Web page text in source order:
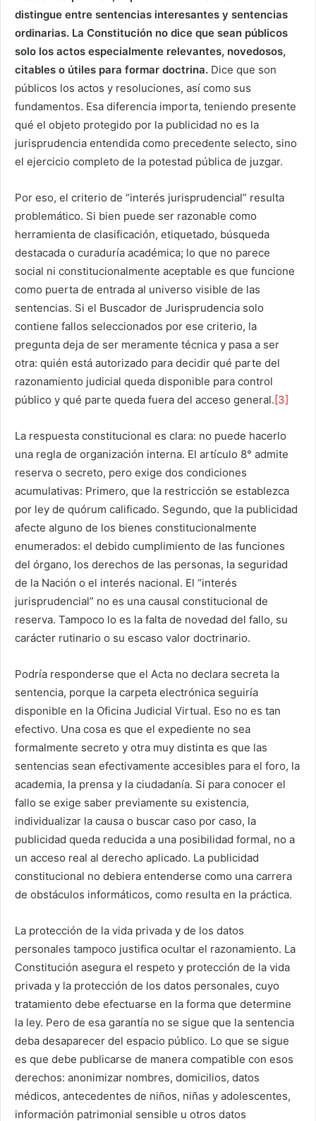
distingue entre sentencias interesantes y sentencias
ordinarias. La Constitución no dice que sean públicos
solo los actos especialmente relevantes, novedosos,
citables o útiles para formar doctrina. Dice que son
públicos los actos y resoluciones, así como sus
fundamentos. Esa diferencia importa, teniendo presente
qué el objeto protegido por la publicidad no es la
jurisprudencia entendida como precedente selecto, sino
el ejercicio completo de la potestad pública de juzgar.
Por eso, el criterio de “interés jurisprudencial” resulta
problemático. Si bien puede ser razonable como
herramienta de clasificación, etiquetado, búsqueda
destacada o curaduría académica; lo que no parece
social ni constitucionalmente aceptable es que funcione
como puerta de entrada al universo visible de las
sentencias. Si el Buscador de Jurisprudencia solo
contiene fallos seleccionados por ese criterio, la
pregunta deja de ser meramente técnica y pasa a ser
otra: quién está autorizado para decidir qué parte del
razonamiento judicial queda disponible para control
público y qué parte queda fuera del acceso general. [3]
La respuesta constitucional es clara: no puede hacerlo
una regla de organización interna. El artículo 8° admite
reserva o secreto, pero exige dos condiciones
acumulativas: Primero, que la restricción se establezca
por ley de quórum calificado. Segundo, que la publicidad
afecte alguno de los bienes constitucionalmente
enumerados: el debido cumplimiento de las funciones
del órgano, los derechos de las personas, la seguridad
de la Nación o el interés nacional. El “interés
jurisprudencial” no es una causal constitucional de
reserva. Tampoco lo es la falta de novedad del fallo, su
carácter rutinario o su escaso valor doctrinario.
Podría responderse que el Acta no declara secreta la
sentencia, porque la carpeta electrónica seguiría
disponible en la Oficina Judicial Virtual. Eso no es tan
efectivo. Una cosa es que el expediente no sea
formalmente secreto y otra muy distinta es que las
sentencias sean efectivamente accesibles para el foro, la
academia, la prensa y la ciudadanía. Si para conocer el
fallo se exige saber previamente su existencia,
individualizar la causa o buscar caso por caso, la
publicidad queda reducida a una posibilidad formal, no a
un acceso real al derecho aplicado. La publicidad
constitucional no debiera entenderse como una carrera
de obstáculos informáticos, como resulta en la práctica.
La protección de la vida privada y de los datos
personales tampoco justifica ocultar el razonamiento. La
Constitución asegura el respeto y protección de la vida
privada y la protección de los datos personales, cuyo
tratamiento debe efectuarse en la forma que determine
la ley. Pero de esa garantía no se sigue que la sentencia
deba desaparecer del espacio público. Lo que se sigue
es que debe publicarse de manera compatible con esos
derechos: anonimizar nombres, domicilios, datos
médicos, antecedentes de niños, niñas y adolescentes,
información patrimonial sensible u otros datos